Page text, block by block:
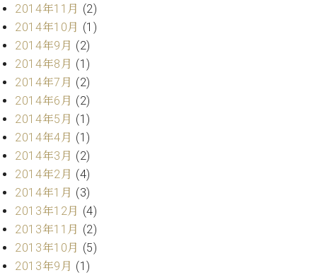
合
わ
ア
ー
テ
ィ
ス
ト
ス
タ
マ
ー
サ
ー
2014年11月 (2)
2014年10月 (1)
2014年9月 (2)
2014年8月 (1)
2014年7月 (2)
2014年6月 (2)
2014年5月 (1)
2014年4月 (1)
2014年3月 (2)
2014年2月 (4)
2014年1月 (3)
2013年12月 (4)
2013年11月 (2)
2013年10月 (5)
2013年9月 (1)